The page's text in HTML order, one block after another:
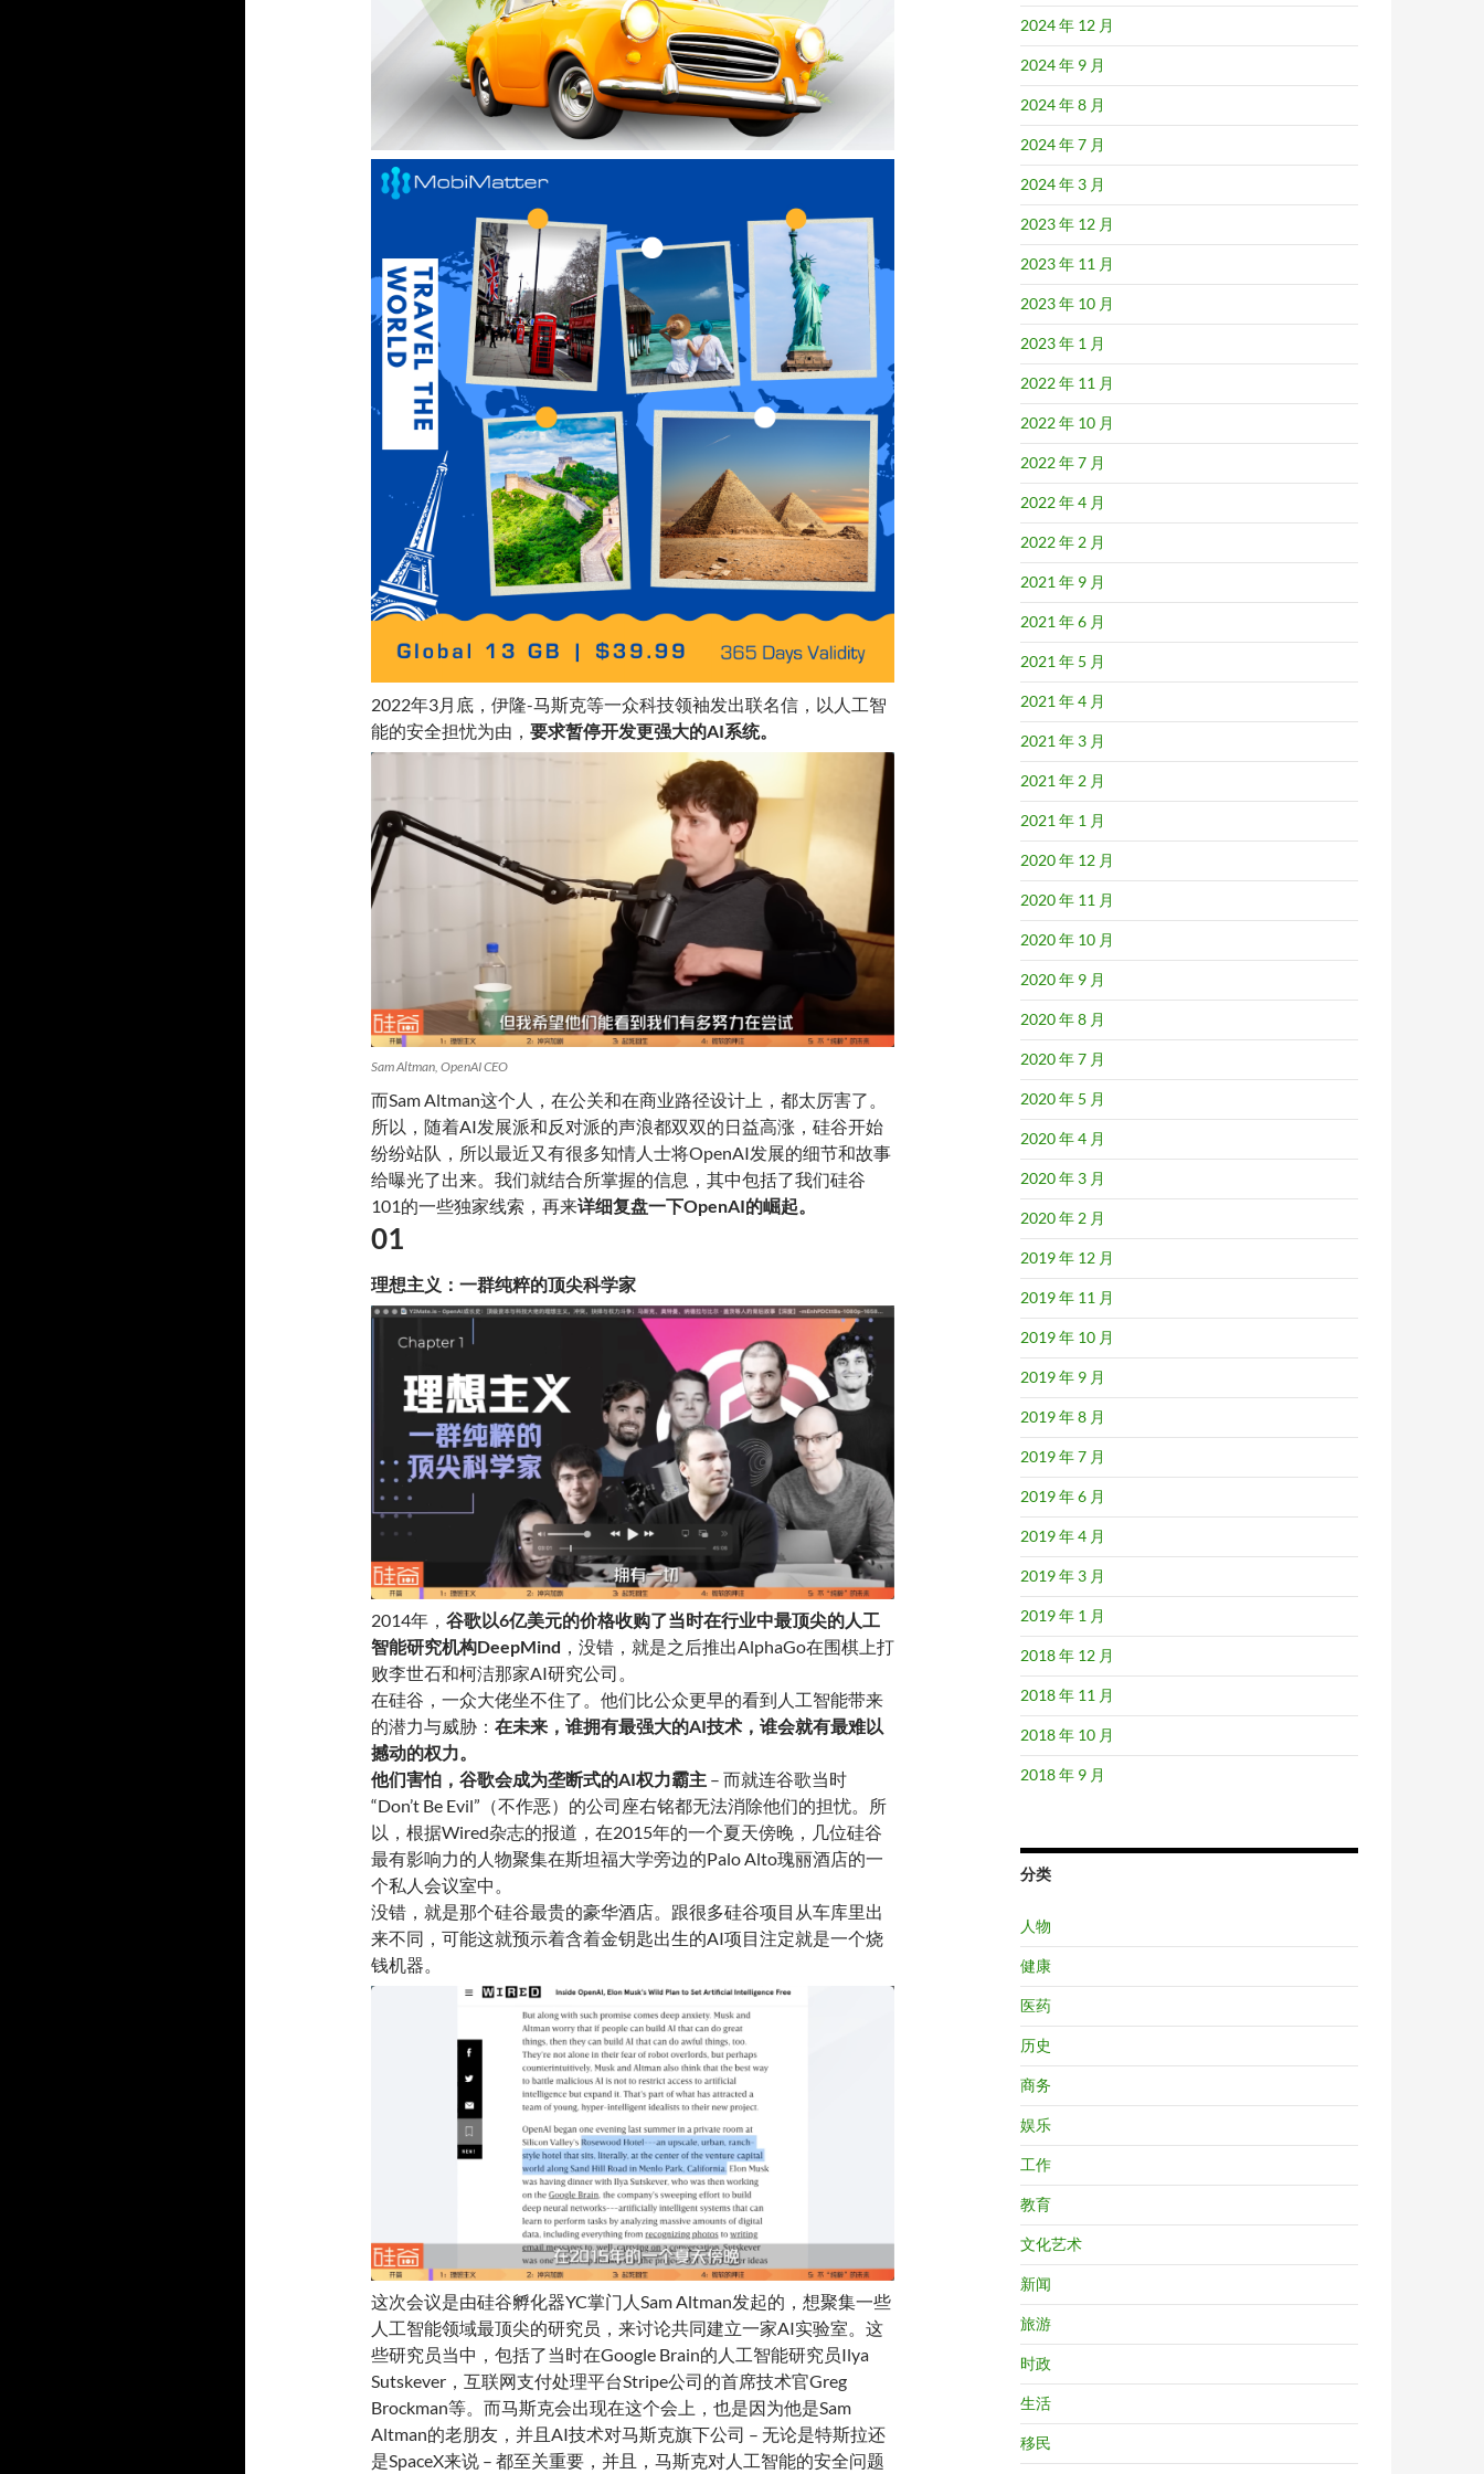
2022年3月底，伊隆-马斯克等一众科技领袖发出联名信，以人工智
能的安全担忧为由， 要求暂停开发更强大的AI系统。
Sam Altman, OpenAI CEO
而Sam Altman这个人，在公关和在商业路径设计上，都太厉害了。
所以，随着AI发展派和反对派的声浪都双双的日益高涨，硅谷开始
纷纷站队，所以最近又有很多知情人士将OpenAI发展的细节和故事
给曝光了出来。我们就结合所掌握的信息，其中包括了我们硅谷
101的一些独家线索，再来详细复盘一下OpenAI的崛起 。
01
理想主义：一群纯粹的顶尖科学家
2014年， 谷歌以6亿美元的价格收购了当时在行业中最顶尖的人工
智能研究机构DeepMind ，没错，就是之后推出AlphaGo在围棋上打
败李世石和柯洁那家AI研究公司。
在硅谷，一众大佬坐不住了。他们比公众更早的看到人工智能带来
的潜力与威胁： 在未来，谁拥有最强大的AI技术，谁会就有最难以
撼动的权力。
他们害怕，谷歌会成为垄断式的AI权力霸主 – 而就连谷歌当时
“Don’t Be Evil”（不作恶）的公司座右铭都无法消除他们的担忧。所
以，根据Wired杂志的报道，在2015年的一个夏天傍晚，几位硅谷
最有影响力的人物聚集在斯坦福大学旁边的Palo Alto瑰丽酒店的一
个私人会议室中。
没错，就是那个硅谷最贵的豪华酒店。跟很多硅谷项目从车库里出
来不同，可能这就预示着含着金钥匙出生的AI项目注定就是一个烧
钱机器。
这次会议是由硅谷孵化器YC掌门人Sam Altman发起的，想聚集一些
人工智能领域最顶尖的研究员，来讨论共同建立一家AI实验室。这
些研究员当中，包括了当时在Google Brain的人工智能研究员Ilya
Sutskever，互联网支付处理平台Stripe公司的首席技术官Greg
Brockman等。而马斯克会出现在这个会上，也是因为他是Sam
Altman的老朋友，并且AI技术对马斯克旗下公司 – 无论是特斯拉还
是SpaceX来说 – 都至关重要，并且，马斯克对人工智能的安全问题
2024 年 12 月
2024 年 9 月
2024 年 8 月
2024 年 7 月
2024 年 3 月
2023 年 12 月
2023 年 11 月
2023 年 10 月
2023 年 1 月
2022 年 11 月
2022 年 10 月
2022 年 7 月
2022 年 4 月
2022 年 2 月
2021 年 9 月
2021 年 6 月
2021 年 5 月
2021 年 4 月
2021 年 3 月
2021 年 2 月
2021 年 1 月
2020 年 12 月
2020 年 11 月
2020 年 10 月
2020 年 9 月
2020 年 8 月
2020 年 7 月
2020 年 5 月
2020 年 4 月
2020 年 3 月
2020 年 2 月
2019 年 12 月
2019 年 11 月
2019 年 10 月
2019 年 9 月
2019 年 8 月
2019 年 7 月
2019 年 6 月
2019 年 4 月
2019 年 3 月
2019 年 1 月
2018 年 12 月
2018 年 11 月
2018 年 10 月
2018 年 9 月
分类
人物
健康
医药
历史
商务
娱乐
工作
教育
文化艺术
新闻
旅游
时政
生活
移民